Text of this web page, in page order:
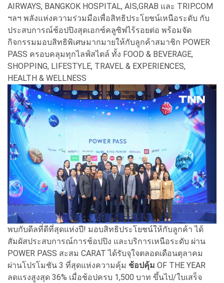
AIRWAYS, BANGKOK HOSPITAL, AIS,GRAB และ TRIP.COM
ฯลฯ พลังแห่งความร่วมมือเพื่อสิทธิประโยชน์เหนือระดับ กับ
ประสบการณ์ช้อปปิงสุดเอกซ์คลูซิฟไร้รอยต่อ พร้อมจัด
กิจกรรมมอบสิทธิพิเศษมากมายให้กับลูกค้าสมาชิก POWER
PASS ครอบคลุมทุกไลฟ์สไตล์ ทั้ง FOOD & BEVERAGE,
SHOPPING, LIFESTYLE, TRAVEL & EXPERIENCES,
HEALTH & WELLNESS
พบกับดีลที่ดีที่สุดแห่งปี! มอบสิทธิประโยชน์ให้กับลูกค้า ได้
สัมผัสประสบการณ์การช้อปปิง และบริการเหนือระดับ ผ่าน
POWER PASS สะสม CARAT ได้รับจุใจตลอดเดือนตุลาคม
ผ่านโปรโมชัน 3 ที่สุดแห่งความคุ้ม ช้อปคุ้ม OF THE YEAR
ลดแรงสูงสุด 36% เมื่อช้อปครบ 1,500 บาท ขึ้นไป/ใบเสร็จ